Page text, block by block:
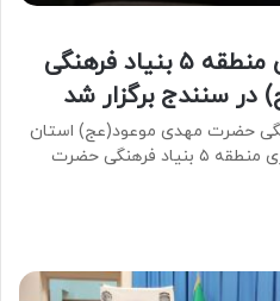
جلسه شورای برنامه ریزی منطقه ۵ بنیاد فرهنگی
سنندج برگزار شد
حضرت مهدی موعود(عج) استان
کردستان، جلسه شورای برنامه ریزی منطقه ۵ بنیاد فرهنگی حضرت